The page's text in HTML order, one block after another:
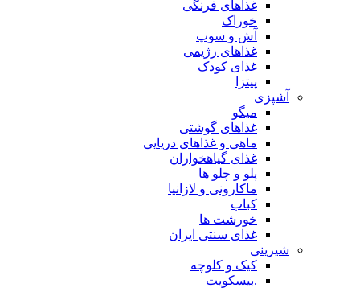
غذاهای فرنگی
خوراک
آش و سوپ
غذاهای رژیمی
غذای کودک
پیتزا
آشپزی
میگو
غذاهای گوشتی
ماهی و غذاهای دریایی
غذای گیاهخواران
پلو و چلو ها
ماکارونی و لازانیا
کباب
خورشت ها
غذای سنتی ایران
شیرینی
کیک و کلوچه
.بیسکویت